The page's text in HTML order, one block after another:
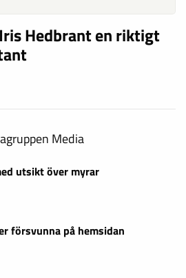
Hedbrant en riktigt
Media
utsikt över myrar
försvunna på hemsidan